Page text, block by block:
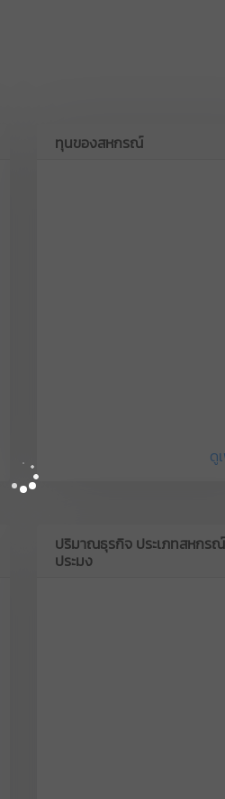
ทุนของสหกรณ์
ดู
ปริมาณธุรกิจ ประเภทสหกรณ์
ประมง